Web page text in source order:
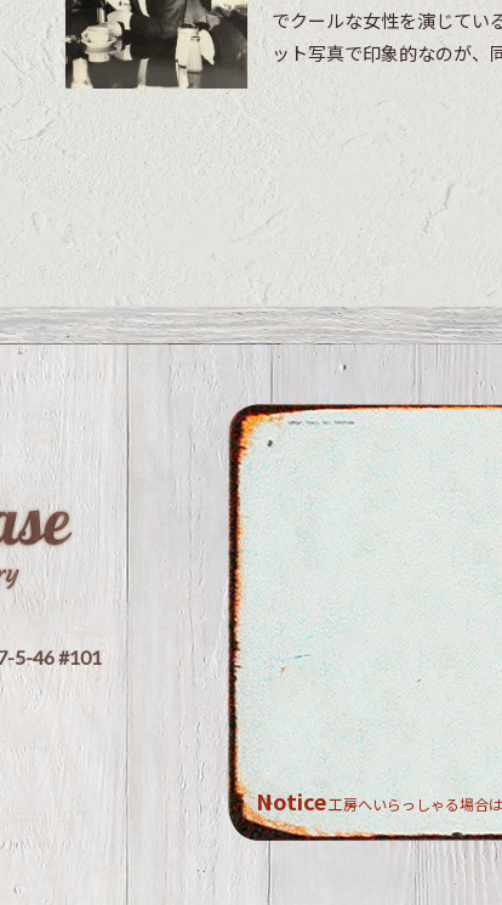
でクールな女性を演じてい
ット写真で印象的なのが、
5-46 #101
Notice工房へいらっしゃる場合